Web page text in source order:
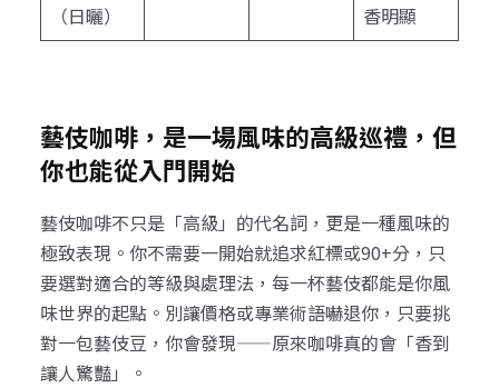
（日曬）
香明顯
藝伎咖啡，是一場風味的高級巡禮，但
你也能從入門開始
藝伎咖啡不只是「高級」的代名詞，更是一種風味的
極致表現。你不需要一開始就追求紅標或90+分，只
要選對適合的等級與處理法，每一杯藝伎都能是你風
味世界的起點。別讓價格或專業術語嚇退你，只要挑
對一包藝伎豆，你會發現——原來咖啡真的會「香到
讓人驚豔」。